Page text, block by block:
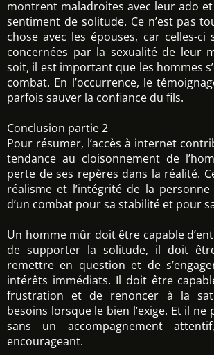
montrent maladroites avec leur ado
sentiment de solitude. Ce n’est pas
chose avec les épouses, car celles-
concernées par la sexualité de leur
soit, il est important que les hommes
combat. En l’occurrence, le
parfois sauver la confiance du fils.
Conclusion partie 2
Pour résumer, l’accès à internet
tendance au cloisonnement de
perte de ses repères dans la réalité.
réalisme et l’intégrité de la
d’un combat pour sa stabilité et pour
Un homme mûr doit être capable
de supporter la solitude, il doit
remettre en question et de
intérêts immédiats. Il doit être
frustration et de renoncer à la
besoins lorsque le bien l’exige. Et il
sans un accompagnement
encourageant.